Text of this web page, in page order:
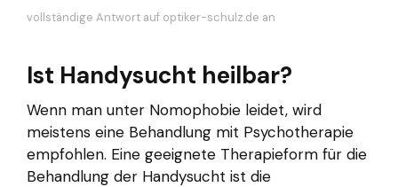
vollständige Antwort auf optiker-schulz.de an
Ist Handysucht heilbar?
Wenn man unter Nomophobie leidet, wird
meistens eine Behandlung mit Psychotherapie
empfohlen. Eine geeignete Therapieform für die
Behandlung der Handysucht ist die